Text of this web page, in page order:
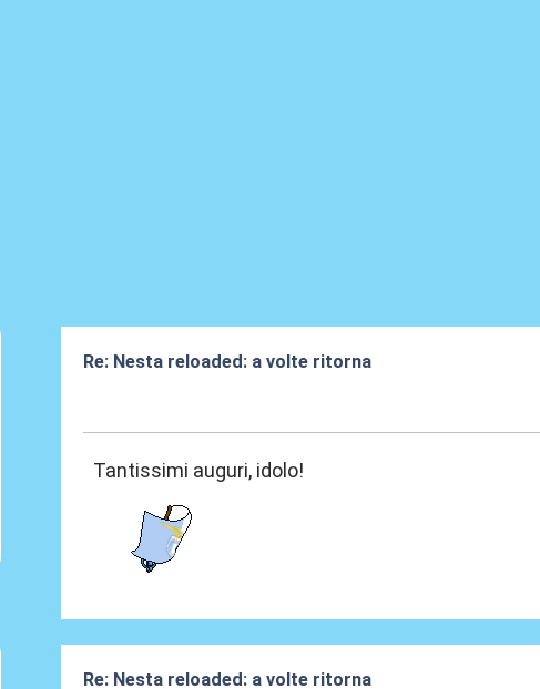
Re: Nesta reloaded: a volte ritorna
Tantissimi auguri, idolo!
Re: Nesta reloaded: a volte ritorna